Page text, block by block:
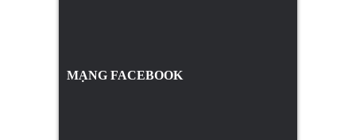
MẠNG FACEBOOK